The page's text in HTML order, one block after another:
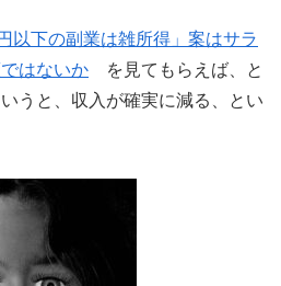
以下の副業は雑所得」案はサラ
はないか を見てもらえば、と
うと、収入が確実に減る、とい